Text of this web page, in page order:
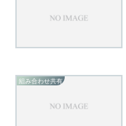
組み合わせ共有